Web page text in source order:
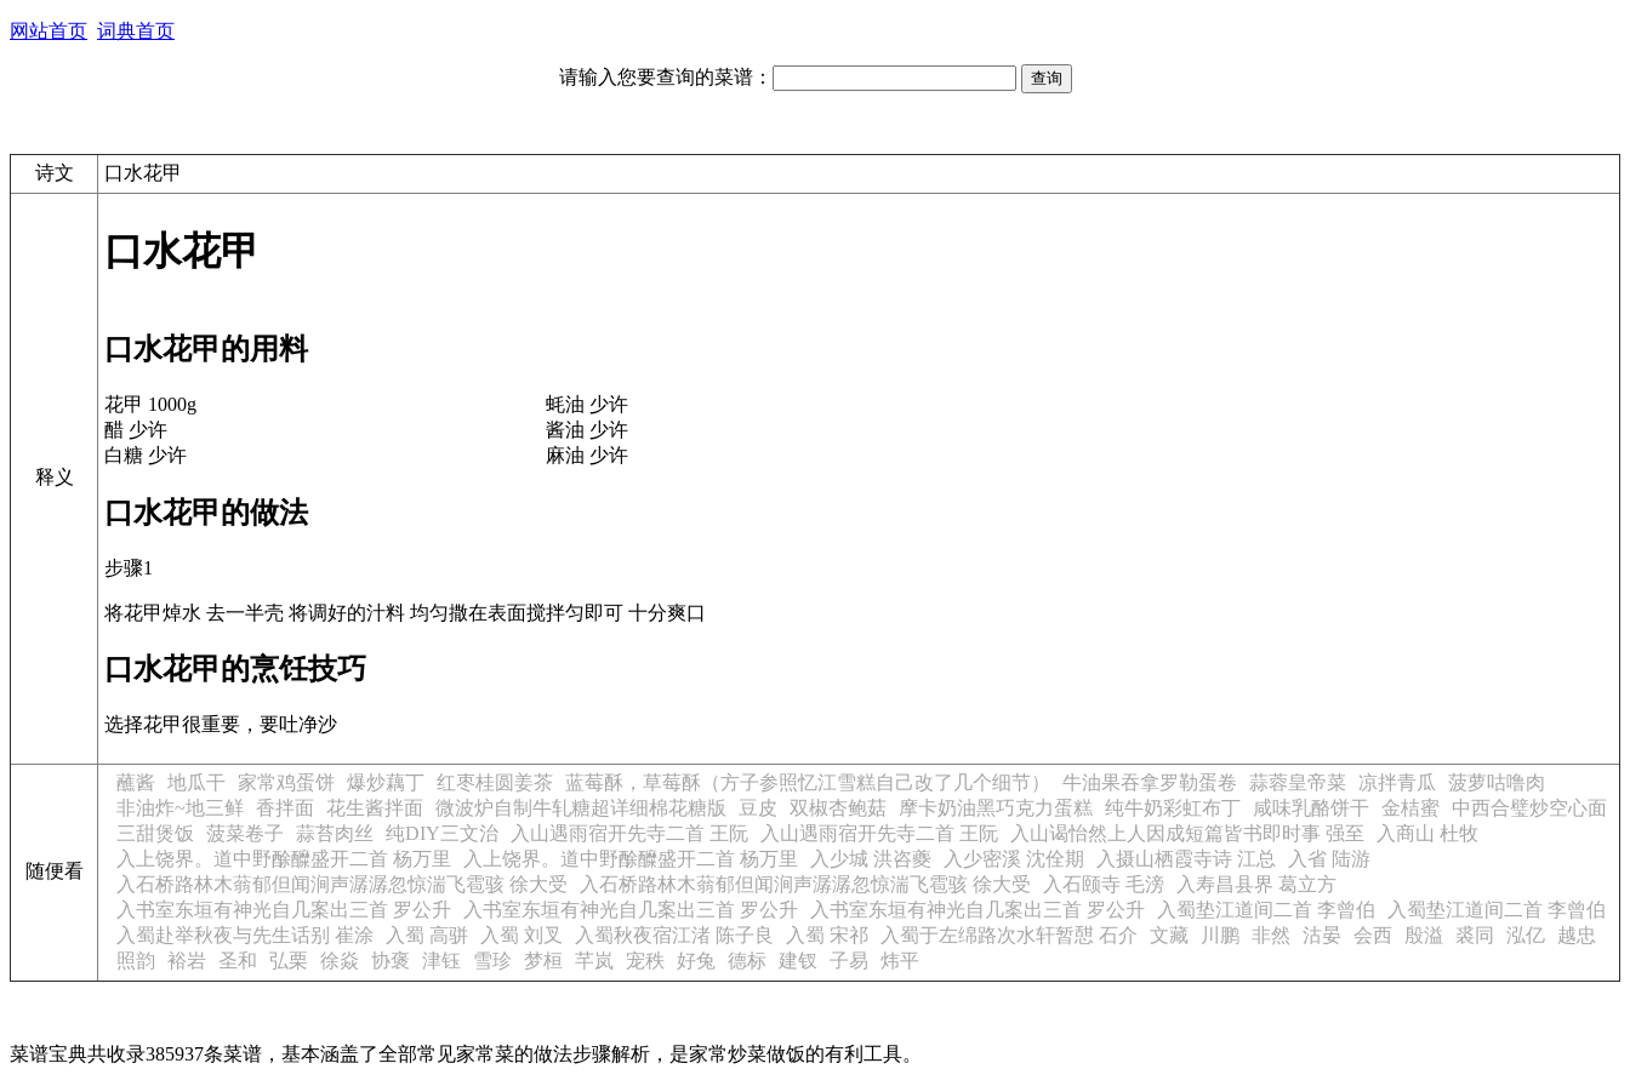
网站首页 词典首页
请输入您要查询的菜谱：
诗文 口水花甲
释义
口水花甲
口水花甲的用料
花甲 1000g
蚝油 少许
醋 少许
酱油 少许
白糖 少许
麻油 少许
口水花甲的做法
步骤1
将花甲焯水 去一半壳 将调好的汁料 均匀撒在表面搅拌匀即可 十分爽口
口水花甲的烹饪技巧
选择花甲很重要，要吐净沙
随便看
蘸酱 地瓜干 家常鸡蛋饼 爆炒藕丁 红枣桂圆姜茶 蓝莓酥，草莓酥（方子参照忆江雪糕自己改了几个细节） 牛油果吞拿罗勒蛋卷 蒜蓉皇帝菜 凉拌青瓜
菠萝咕噜肉
非油炸~地三鲜 香拌面 花生酱拌面 微波炉自制牛轧糖超详细棉花糖版 豆皮 双椒杏鲍菇 摩卡奶油黑巧克力蛋糕 纯牛奶彩虹布丁 咸味乳酪饼干 金桔蜜
中西合璧炒空心面
三甜煲饭
菠菜卷子 蒜苔肉丝 纯DIY三文治 入山遇雨宿开先寺二首 王阮 入山遇雨宿开先寺二首 王阮 入山谒怡然上人因成短篇皆书即时事 强至
入商山 杜牧
入上饶界。道中野酴醾盛开二首 杨万里
入上饶界。道中野酴醾盛开二首 杨万里 入少城 洪咨夔 入少密溪 沈佺期 入摄山栖霞寺诗 江总
入省 陆游
入石桥路林木蓊郁但闻涧声潺潺忽惊湍飞雹骇 徐大受
入石桥路林木蓊郁但闻涧声潺潺忽惊湍飞雹骇 徐大受 入石颐寺 毛滂
入寿昌县界 葛立方
入书室东垣有神光自几案出三首 罗公升
入书室东垣有神光自几案出三首 罗公升 入书室东垣有神光自几案出三首 罗公升 入蜀垫江道间二首 李曾伯
入蜀垫江道间二首 李曾伯
入蜀赴举秋夜与先生话别 崔涂
入蜀 高骈 入蜀 刘叉 入蜀秋夜宿江渚 陈子良 入蜀 宋祁 入蜀于左绵路次水轩暂憇 石介 文藏 川鹏 非然 沽晏 会西 殷溢 裘同 泓亿
越忠
照韵
裕岩 圣和 弘栗 徐焱 协褒 津钰 雪珍 梦桓 芊岚 宠秩 好兔 德标 建钗 子易 炜平
菜谱宝典共收录385937条菜谱，基本涵盖了全部常见家常菜的做法步骤解析，是家常炒菜做饭的有利工具。